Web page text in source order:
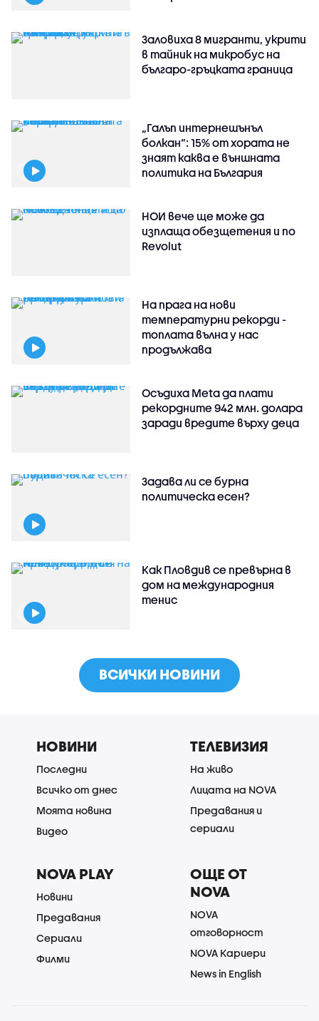
Заловиха 8 мигранти, укрити
в тайник на микробус на
българо-гръцката граница
„Галъп интернешънъл
болкан“: 15% от хората не
знаят каква е външната
политика на България
НОИ вече ще може да
изплаща обезщетения и по
Revolut
На прага на нови
температурни рекорди -
топлата вълна у нас
продължава
Осъдиха Meta да плати
рекордните 942 млн. долара
заради вредите върху деца
Задава ли се бурна
политическа есен?
Как Пловдив се превърна в
дом на международния
тенис
ВСИЧКИ НОВИНИ
НОВИНИ
Последни
Всичко от днес
Моята новина
Видео
ТЕЛЕВИЗИЯ
На живо
Лицата на NOVA
Предавания и
сериали
NOVA PLAY
Новини
Предавания
Сериали
Филми
ОЩЕ ОТ
NOVA
NOVA
отговорност
NOVA Кариери
News in English